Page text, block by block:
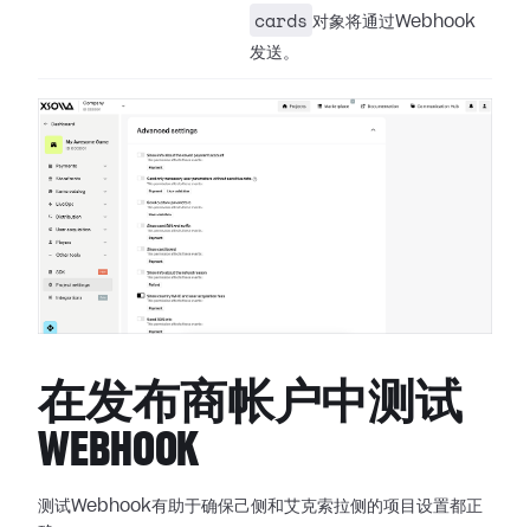
cards 对象将通过Webhook
发送。
在发布商帐户中测试
WEBHOOK
测试Webhook有助于确保己侧和艾克索拉侧的项目设置都正